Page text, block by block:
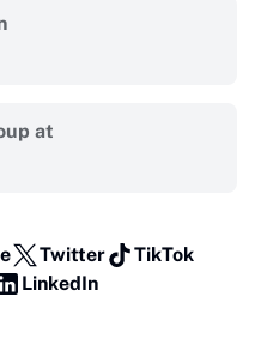
at
Twitter
TikTok
LinkedIn